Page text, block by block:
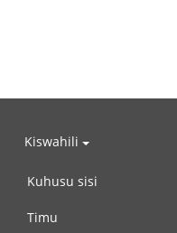
Kiswahili
Kuhusu sisi
Timu